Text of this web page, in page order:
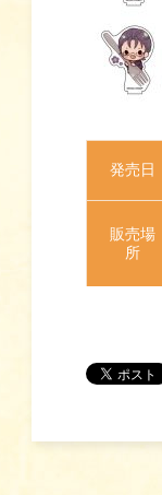
発売日
販売場
所